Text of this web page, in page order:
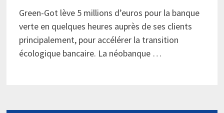
Green-Got lève 5 millions d’euros pour la banque
verte en quelques heures auprès de ses clients
principalement, pour accélérer la transition
écologique bancaire. La néobanque …